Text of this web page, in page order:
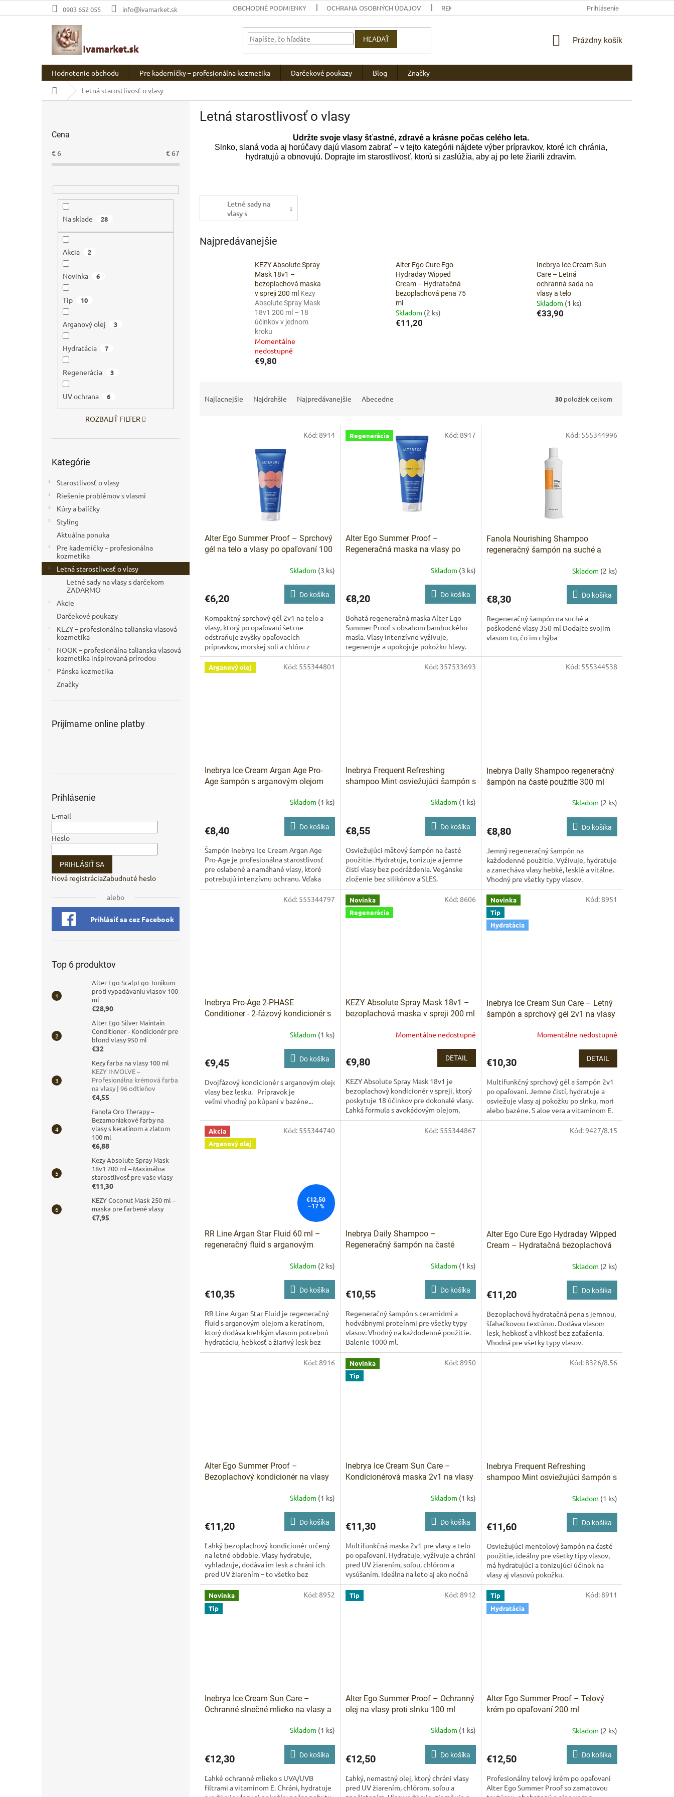
na
0903 652 055 info@ivamarket.sk OBCHODNÉ PODMIENKY OCHRANA OSOBNÝCH ÚDAJOV REKLAMAČNÉ PODMIENKY AKO NAKUPOVAŤ PLATBA
Prihlásenie
HĽADAŤ
NÁKUPNÝ
Prázdny košík
Hodnotenie obchodu Pre kaderníčky – profesionálna kozmetika Darčekové poukazy Blog
Značky
DomovLetná starostlivosť o vlasy
Cena
€ 6 € 67
Na sklade 28
Akcia 2
Novinka 6
Tip 10
Arganový olej 3
Hydratácia 7
Regenerácia 3
UV ochrana 6
ROZBALIŤ FILTER
kategórie
Kategórie
Starostlivosť o vlasy
Riešenie problémov s vlasmi
Kúry a balíčky
Styling
Aktuálna ponuka
Pre kaderníčky – profesionálna
kozmetika
Letná starostlivosť o vlasy
Letné sady na vlasy s darčekom
ZADARMO
Akcie
Darčekové poukazy
KEZY – profesionálna talianska vlasová
kozmetika
NOOK – profesionálna talianska vlasová
kozmetika inšpirovaná prírodou
Pánska kozmetika
Značky
Prijímame online platby
Prihlásenie
E-mail
Heslo
PRIHLÁSIŤ SA
Nová registráciaZabudnuté heslo
alebo
Prihlásiť sa cez Facebook
Top 6 produktov
Alter Ego ScalpEgo Tonikum
proti vypadávaniu vlasov 100
ml
€28,90
Alter Ego Silver Maintain
Conditioner - Kondicionér pre
blond vlasy 950 ml
€32
Kezy farba na vlasy 100 ml
KEZY INVOLVE –
Profesionálna krémová farba
na vlasy | 96 odtieňov
€4,55
Fanola Oro Therapy –
Bezamoniakové farby na
vlasy s keratínom a zlatom
100 ml
€6,88
Kezy Absolute Spray Mask
18v1 200 ml – Maximálna
starostlivosť pre vaše vlasy
€11,30
KEZY Coconut Mask 250 ml –
maska pre farbené vlasy
€7,95
Letná starostlivosť o vlasy
Udržte svoje vlasy šťastné, zdravé a krásne počas celého leta.
Slnko, slaná voda aj horúčavy dajú vlasom zabrať – v tejto kategórii nájdete výber prípravkov, ktoré ich chránia,
hydratujú a obnovujú. Doprajte im starostlivosť, ktorú si zaslúžia, aby aj po lete žiarili zdravím.
Letné sady na
vlasy s
darčekom
Najpredávanejšie
KEZY Absolute Spray
Mask 18v1 –
bezoplachová maska
v spreji 200 ml Kezy
Absolute Spray Mask
18v1 200 ml – 18
účinkov v jednom
kroku
Momentálne
nedostupné
€9,80
Alter Ego Cure Ego
Hydraday Wipped
Cream – Hydratačná
bezoplachová pena 75
ml
Skladom (2 ks)
€11,20
Inebrya Ice Cream Sun
Care – Letná
ochranná sada na
vlasy a telo
Skladom (1 ks)
€33,90
Najlacnejšie Najdrahšie Najpredávanejšie Abecedne 30 položiek celkom
Alter Ego Summer Proof – Sprchový
gél na telo a vlasy po opaľovaní 100
Skladom (3 ks)
€6,20 Do košíka
Kompaktný sprchový gél 2v1 na telo a
vlasy, ktorý po opaľovaní šetrne
odstraňuje zvyšky opaľovacích
prípravkov, morskej soli a chlóru z
bazéna. Ideálny letný spoločník s...
Kód:8914 Regenerácia
Alter Ego Summer Proof –
Regeneračná maska na vlasy po
Skladom (3 ks)
€8,20 Do košíka
Bohatá regeneračná maska Alter Ego
Summer Proof s obsahom bambuckého
masla. Vlasy intenzívne vyživuje,
regeneruje a upokojuje pokožku hlavy.
Ideálna voľba na letné obdobie, po...
Kód:8917
Fanola Nourishing Shampoo
regeneračný šampón na suché a
Skladom (2 ks)
€8,30 Do košíka
Regeneračný šampón na suché a
poškodené vlasy 350 ml Dodajte svojim
vlasom to, čo im chýba
Kód: 555344996
Arganový olej
Inebrya Ice Cream Argan Age Pro-
Age šampón s arganovým olejom
Skladom (1 ks)
€8,40 Do košíka
Šampón Inebrya Ice Cream Argan Age
Pro-Age je profesionálna starostlivosť
pre oslabené a namáhané vlasy, ktoré
potrebujú intenzívnu ochranu. Vďaka
arganovému oleju, rastlinným...
Kód: 555344801
Inebrya Frequent Refreshing
shampoo Mint osviežujúci šampón s
Skladom (1 ks)
€8,55 Do košíka
Osviežujúci mätový šampón na časté
použitie. Hydratuje, tonizuje a jemne
čistí vlasy bez podráždenia. Vegánske
zloženie bez silikónov a SLES.
Kód: 357533693
Inebrya Daily Shampoo regeneračný
šampón na časté použitie 300 ml
Skladom (2 ks)
€8,80 Do košíka
Jemný regeneračný šampón na
každodenné použitie. Vyživuje, hydratuje
a zanecháva vlasy hebké, lesklé a vitálne.
Vhodný pre všetky typy vlasov.
Kód: 555344538
Inebrya Pro-Age 2-PHASE
Conditioner - 2-fázový kondicionér s
Skladom (1 ks)
€9,45 Do košíka
Dvojfázový kondicionér s arganovým olejom pre
vlasy bez lesku. Prípravok je
veľmi vhodný po kúpaní v bazéne...
Kód: 555344797
Novinka
Regenerácia
KEZY Absolute Spray Mask 18v1 –
bezoplachová maska v spreji 200 ml
ml – 18 účinkov v jednom kroku
Momentálne nedostupné
€9,80 DETAIL
KEZY Absolute Spray Mask 18v1 je
bezoplachový kondicionér v spreji, ktorý
poskytuje 18 účinkov pre dokonalé vlasy.
Ľahká formula s avokádovým olejom,
kokosovou vodou,...
Kód:8606
Novinka
Tip
Hydratácia
Inebrya Ice Cream Sun Care – Letný
šampón a sprchový gél 2v1 na vlasy
Momentálne nedostupné
€10,30 DETAIL
Multifunkčný sprchový gél a šampón 2v1
po opaľovaní. Jemne čistí, hydratuje a
osviežuje vlasy aj pokožku po slnku, mori
alebo bazéne. S aloe vera a vitamínom E.
Kód:8951
Akcia
Arganový olej
€12,50
–17 %
RR Line Argan Star Fluid 60 ml –
regeneračný fluid s arganovým
Skladom (2 ks)
€10,35 Do košíka
RR Line Argan Star Fluid je regeneračný
fluid s arganovým olejom a keratínom,
ktorý dodáva krehkým vlasom potrebnú
hydratáciu, hebkosť a žiarivý lesk bez
pocitu zaťaženia.
Kód: 555344740
Inebrya Daily Shampoo –
Regeneračný šampón na časté
Skladom (1 ks)
€10,55 Do košíka
Regeneračný šampón s ceramidmi a
hodvábnymi proteínmi pre všetky typy
vlasov. Vhodný na každodenné použitie.
Balenie 1000 ml.
Kód: 555344867
Alter Ego Cure Ego Hydraday Wipped
Cream – Hydratačná bezoplachová
Skladom (2 ks)
€11,20 Do košíka
Bezoplachová hydratačná pena s jemnou,
šľahačkovou textúrou. Dodáva vlasom
lesk, hebkosť a vlhkosť bez zaťaženia.
Vhodná pre všetky typy vlasov.
Kód:9427/8.15
Alter Ego Summer Proof –
Bezoplachový kondicionér na vlasy
Skladom (1 ks)
€11,20 Do košíka
Ľahký bezoplachový kondicionér určený
na letné obdobie. Vlasy hydratuje,
vyhladzuje, dodáva im lesk a chráni ich
pred UV žiarením – to všetko bez
zbytočného zaťaženia.
Kód:8916
Novinka
Tip
Inebrya Ice Cream Sun Care –
Kondicionérová maska 2v1 na vlasy
Skladom (1 ks)
€11,30 Do košíka
Multifunkčná maska 2v1 pre vlasy a telo
po opaľovaní. Hydratuje, vyživuje a chráni
pred UV žiarením, soľou, chlórom a
vysúšaním. Ideálna na leto aj ako nočná
kúra.
Kód:8950
Inebrya Frequent Refreshing
shampoo Mint osviežujúci šampón s
Skladom (1 ks)
€11,60 Do košíka
Osviežujúci mentolový šampón na časté
použitie, ideálny pre všetky tipy vlasov,
má hydratujúci a tonizujúci účinok na
vlasy aj vlasovú pokožku.
Kód:8326/8.56
Novinka
Tip
Inebrya Ice Cream Sun Care –
Ochranné slnečné mlieko na vlasy a
Skladom (1 ks)
€12,30 Do košíka
Ľahké ochranné mlieko s UVA/UVB
filtrami a vitamínom E. Chráni, hydratuje
Kód:8952 Tip
Alter Ego Summer Proof – Ochranný
olej na vlasy proti slnku 100 ml
Skladom (1 ks)
€12,50 Do košíka
Ľahký, nemastný olej, ktorý chráni vlasy
pred UV žiarením, chlórom, soľou a
Kód:8912
Tip
Hydratácia
Alter Ego Summer Proof – Telový
krém po opaľovaní 200 ml
Skladom (2 ks)
€12,50 Do košíka
Profesionálny telový krém po opaľovaní
Alter Ego Summer Proof so zamatovou
Kód:8911